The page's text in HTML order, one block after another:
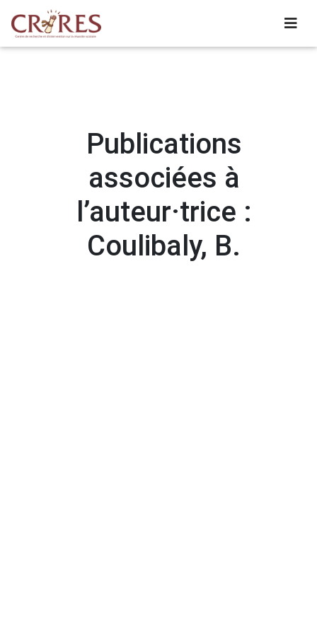
Publications
associées à
l’auteur·trice :
Coulibaly, B.